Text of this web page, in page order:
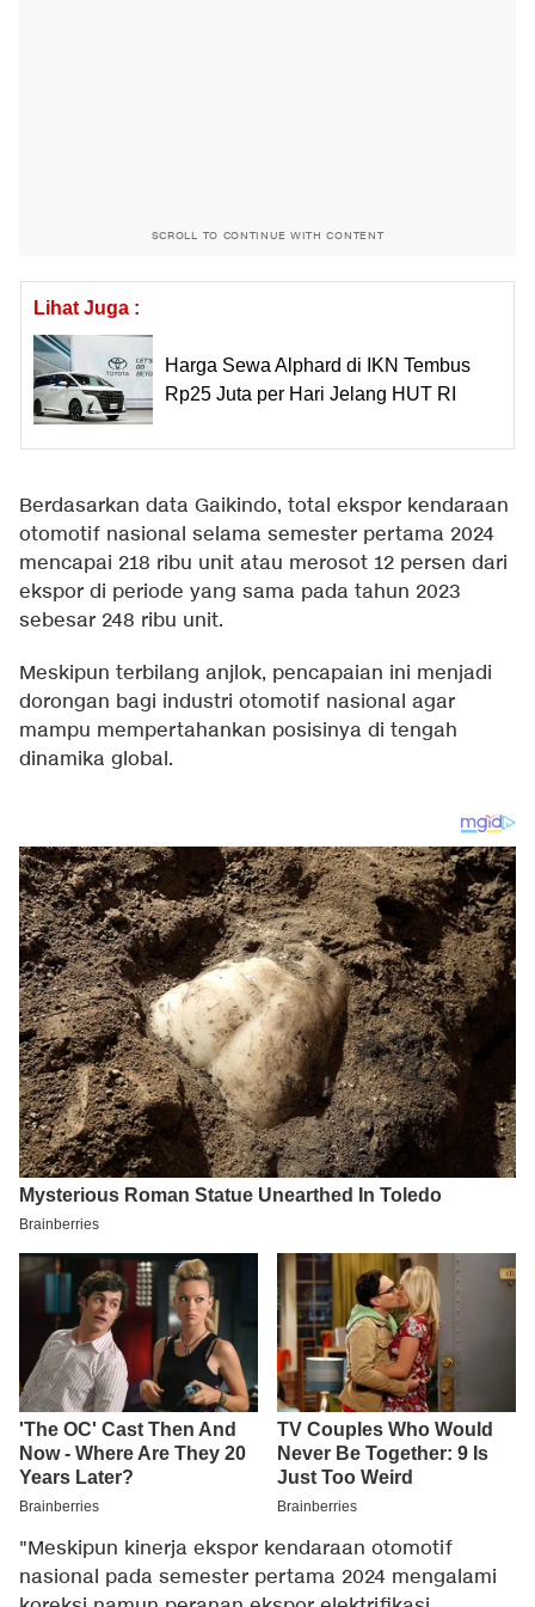
SCROLL TO CONTINUE WITH CONTENT
Lihat Juga :
Harga Sewa Alphard di IKN Tembus
Rp25 Juta per Hari Jelang HUT RI
Berdasarkan data Gaikindo, total ekspor kendaraan
otomotif nasional selama semester pertama 2024
mencapai 218 ribu unit atau merosot 12 persen dari
ekspor di periode yang sama pada tahun 2023
sebesar 248 ribu unit.
Meskipun terbilang anjlok, pencapaian ini menjadi
dorongan bagi industri otomotif nasional agar
mampu mempertahankan posisinya di tengah
dinamika global.
"Meskipun kinerja ekspor kendaraan otomotif
nasional pada semester pertama 2024 mengalami